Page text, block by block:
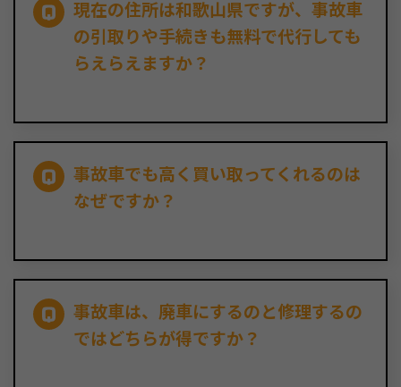
現在の住所は和歌山県ですが、事故車
の引取りや手続きも無料で代行しても
らえらえますか？
事故車でも高く買い取ってくれるのは
なぜですか？
事故車は、廃車にするのと修理するの
ではどちらが得ですか？